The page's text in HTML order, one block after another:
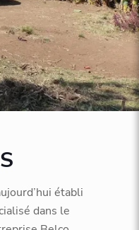
établi
dans le